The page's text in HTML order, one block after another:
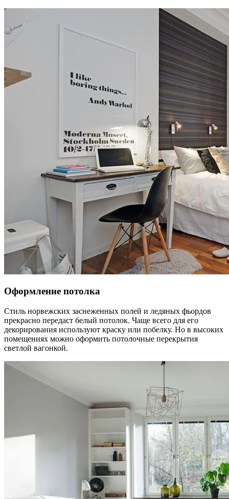
Оформление потолка
Стиль норвежских заснеженных полей и ледяных фьордов
прекрасно передаст белый потолок. Чаще всего для его
декорирования используют краску или побелку. Но в высоких
помещениях можно оформить потолочные перекрытия
светлой вагонкой.